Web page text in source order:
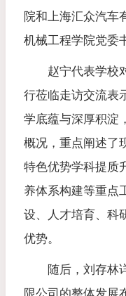
院和上海汇众汽车
机械工程学院党委
赵宁代表学校
行莅临走访交流表
学底蕴与深厚积淀
概况，重点阐述了
特色优势学科提质
养体系构建等重点
设、人才培育、科
优势。
随后，刘存林